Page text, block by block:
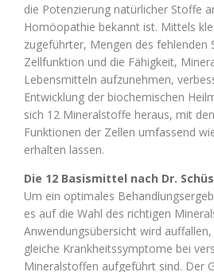
die Potenzierung natürlicher Stoffe
Homöopathie bekannt ist. Mittels
zugeführter, Mengen des fehlenden
Zellfunktion und die Fähigkeit,
Lebensmitteln aufzunehmen,
Entwicklung der biochemischen
sich 12 Mineralstoffe heraus, mit
Funktionen der Zellen umfassend
erhalten lassen.
Die 12 Basismittel nach Dr.
Um ein optimales
es auf die Wahl des richtigen
Anwendungsübersicht wird
gleiche Krankheitssymptome bei
Mineralstoffen aufgeführt sind. Der